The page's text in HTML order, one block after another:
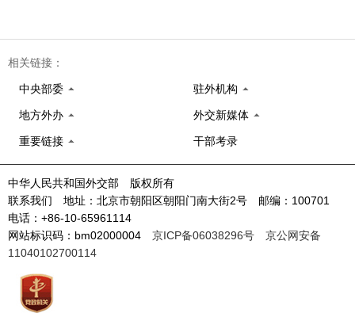
相关链接：
中央部委 驻外机构
地方外办 外交新媒体
重要链接 干部考录
中华人民共和国外交部 版权所有
联系我们 地址：北京市朝阳区朝阳门南大街2号 邮编：100701
电话：+86-10-65961114
网站标识码：bm02000004 京ICP备06038296号
京公网安备
11040102700114